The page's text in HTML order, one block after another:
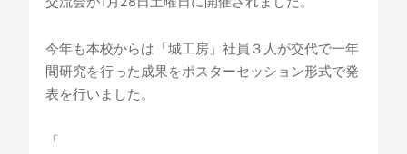
今年も本校からは「城工房」社員３人が交代で一年
間研究を行った成果をポスターセッション形式で発
表を行いました。
「